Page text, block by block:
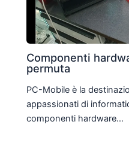
Componenti
permuta
PC-Mobile è la
appassionati di
componenti hardware…